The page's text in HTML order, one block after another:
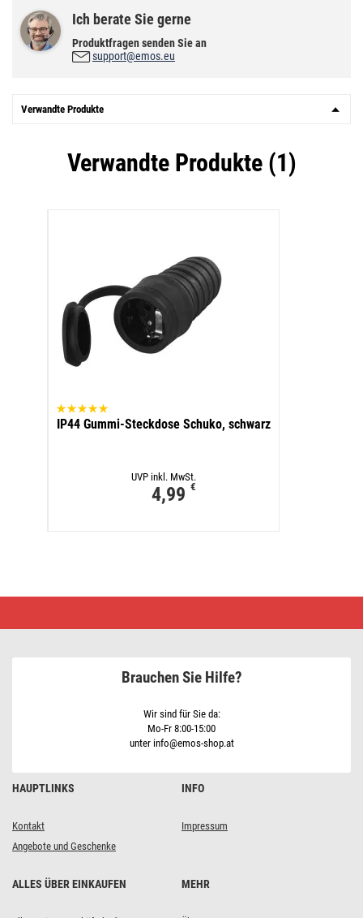
Ich berate Sie gerne
Produktfragen senden Sie an
support@emos.eu
Verwandte Produkte
Verwandte Produkte (1)
IP44 Gummi-Steckdose Schuko, schwarz
UVP inkl. MwSt.
4,99 €
3x
HAUPTLINKS
Kontakt
Angebote und Geschenke
INFO
Impressum
ALLES ÜBER EINKAUFEN MEHR
Brauchen Sie Hilfe?
Wir sind für Sie da:
Mo-Fr 8:00-15:00
unter info@emos-shop.at